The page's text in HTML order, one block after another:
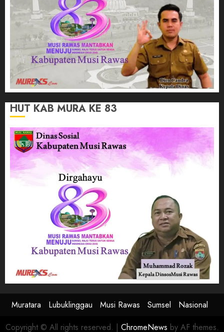
HUT KAB MURA KE 83
Muratara Lubuklinggau Musi Rawas Sumsel
Nasional
Copyright © All rights reserved. | ChromeNews by AF themes.